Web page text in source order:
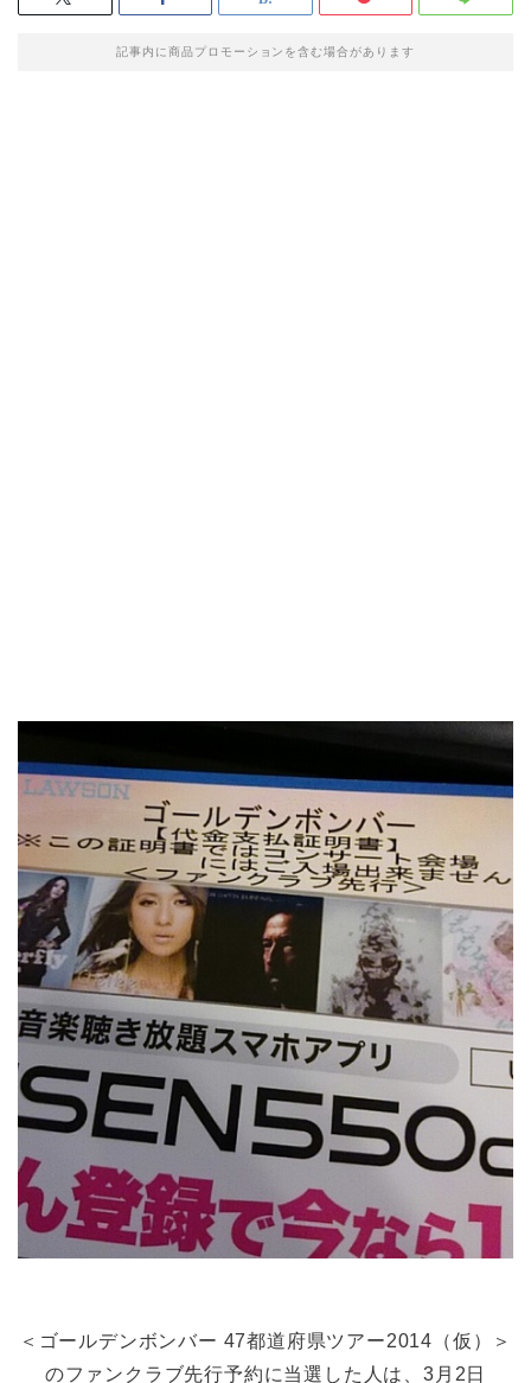
記事内に商品プロモーションを含む場合があります
＜ゴールデンボンバー 47都道府県ツアー2014（仮）＞
のファンクラブ先行予約に当選した人は、3月2日